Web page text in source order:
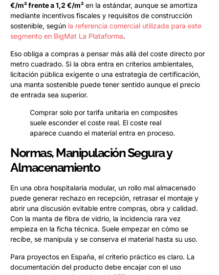
€/m² frente a 1,2 €/m² en la estándar, aunque se amortiza
mediante incentivos fiscales y requisitos de construcción
sostenible, según la referencia comercial utilizada para este
segmento en BigMat La Plataforma.
Eso obliga a compras a pensar más allá del coste directo por
metro cuadrado. Si la obra entra en criterios ambientales,
licitación pública exigente o una estrategia de certificación,
una manta sostenible puede tener sentido aunque el precio
de entrada sea superior.
Comprar solo por tarifa unitaria en composites
suele esconder el coste real. El coste real
aparece cuando el material entra en proceso.
Normas, Manipulación Segura y
Almacenamiento
En una obra hospitalaria modular, un rollo mal almacenado
puede generar rechazo en recepción, retrasar el montaje y
abrir una discusión evitable entre compras, obra y calidad.
Con la manta de fibra de vidrio, la incidencia rara vez
empieza en la ficha técnica. Suele empezar en cómo se
recibe, se manipula y se conserva el material hasta su uso.
Para proyectos en España, el criterio práctico es claro. La
documentación del producto debe encajar con el uso